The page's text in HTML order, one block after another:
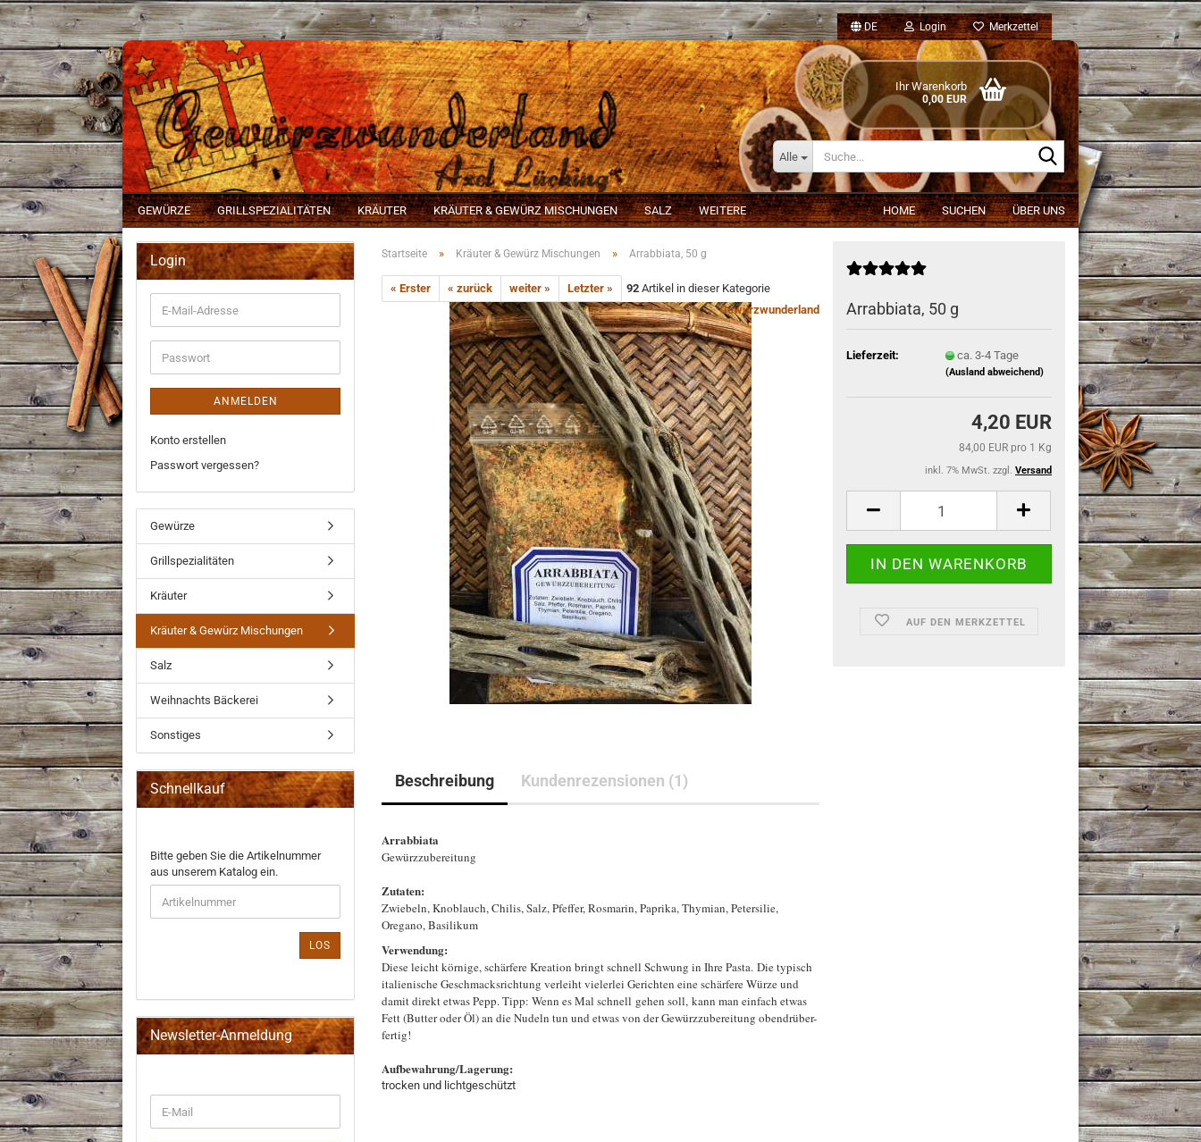
DE Login Merkzettel
Alle
Suche...
123
Ihr Warenkorb
0,00 EUR
GEWÜRZE GRILLSPEZIALITÄTEN KRÄUTER KRÄUTER & GEWÜRZ MISCHUNGEN SALZ HOME SUCHEN ÜBER UNS
WEITERE
Startseite » Kräuter & Gewürz Mischungen » Arrabbiata, 50 g
« Erster « zurück weiter » Letzter » 92 Artikel in dieser Kategorie
Gewürzwunderland
Arrabbiata, 50 g
Lieferzeit: ca. 3-4 Tage
(Ausland abweichend)
4,20 EUR
84,00 EUR pro 1 Kg
inkl. 7% MwSt. zzgl. Versand
AUF DEN MERKZETTEL
Beschreibung Kundenrezensionen (1)
Arrabbiata
Gewürzzubereitung
Zutaten:
Zwiebeln, Knoblauch, Chilis, Salz, Pfeffer, Rosmarin, Paprika, Thymian, Petersilie,
Oregano, Basilikum
Verwendung:
Diese leicht körnige, schärfere Kreation bringt schnell Schwung in Ihre Pasta. Die typisch
italienische Geschmacksrichtung verleiht vielerlei Gerichten eine schärfere Würze und
damit direkt etwas Pepp. Tipp: Wenn es Mal schnell gehen soll, kann man einfach etwas
Fett (Butter oder Öl) an die Nudeln tun und etwas von der Gewürzzubereitung obendrüber-
fertig!
Aufbewahrung/Lagerung:
trocken und lichtgeschützt
Login
E-
Mail-
Adresse
Passwort
ANMELDEN
Konto erstellen
Passwort vergessen?
Gewürze
Grillspezialitäten
Kräuter
Kräuter & Gewürz Mischungen
Salz
Weihnachts Bäckerei
Sonstiges
Schnellkauf
BITTE
GEBEN
SIE
DIE
ARTIKELNUMMER
Bitte geben Sie die Artikelnummer
aus unserem Katalog ein.
LOS
Newsletter-Anmeldung
ZUR
E-
Mail